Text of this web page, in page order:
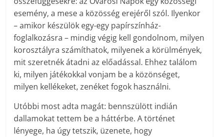
esemény, a mese a közösség erejéről szól. Ilyenkor
– amikor készülök egy-egy papírszínház-
foglalkozásra – mindig végig kell gondolnom, milyen
korosztályra számíthatok, milyenek a körülmények,
mit szeretnék átadni az előadással. Ehhez találom
ki, milyen játékokkal vonjam be a közönséget,
milyen kellékeket, zenéket fogok használni.
Utóbbi most adta magát: bennszülött indián
dallamokat tettem be a háttérbe. A történet
lényege, ha úgy tetszik, üzenete, hogy